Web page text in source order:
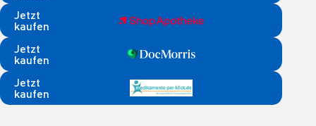
Jetzt
kaufen
Jetzt
kaufen
Jetzt
kaufen